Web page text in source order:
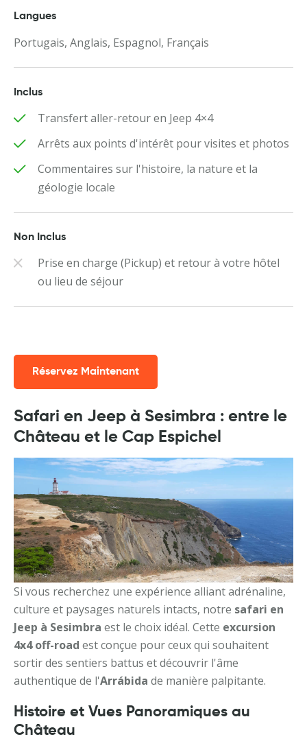
Langues
Portugais, Anglais, Espagnol, Français
Inclus
Transfert aller-retour en Jeep 4×4
Arrêts aux points d'intérêt pour visites et photos
Commentaires sur l'histoire, la nature et la
géologie locale
Non Inclus
Prise en charge (Pickup) et retour à votre hôtel
ou lieu de séjour
Réservez Maintenant
Safari en Jeep à Sesimbra : entre le
Château et le Cap Espichel
Si vous recherchez une expérience alliant adrénaline,
culture et paysages naturels intacts, notre safari en
Jeep à Sesimbra est le choix idéal. Cette excursion
4x4 off-road est conçue pour ceux qui souhaitent
sortir des sentiers battus et découvrir l'âme
authentique de l'Arrábida de manière palpitante.
Histoire et Vues Panoramiques au
Château